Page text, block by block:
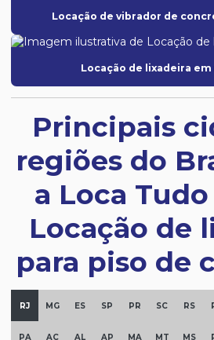
Locação de vibrador de
Locação de lixadeira
Principais
regiões do
a Loca
Locação de
para piso de
RJ MG ES SP PR SC RS
PA AC AL AP MA MT MS